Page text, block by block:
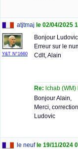
atjtmaj le 02/04/2025
Y&T N°1660
Bonjour
Erreur sur le
Cdlt, Alain
Re: lchab
Bonjour Alain,
Merci,
Ludovic
le neufle 19/11/2024